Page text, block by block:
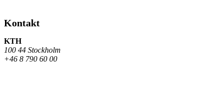
Kontakt
KTH
100 44 Stockholm
+46 8 790 60 00